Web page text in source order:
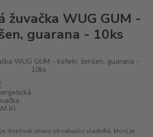
žuvačka WUG GUM -
guarana - 10ks
doplnok stravy obsahujúci sladidlá, ktorý je